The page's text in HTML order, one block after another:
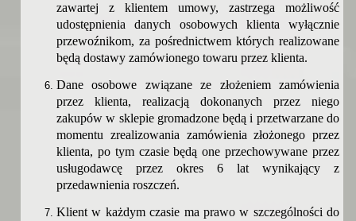
zawartej z klientem umowy, zastrzega możliwość
udostępnienia danych osobowych klienta wyłącznie
przewoźnikom, za pośrednictwem których realizowane
będą dostawy zamówionego towaru przez klienta.
Dane osobowe związane ze złożeniem zamówienia
przez klienta, realizacją dokonanych przez niego
zakupów w sklepie gromadzone będą i przetwarzane do
momentu zrealizowania zamówienia złożonego przez
klienta, po tym czasie będą one przechowywane przez
usługodawcę przez okres 6 lat wynikający z
przedawnienia roszczeń.
Klient w każdym czasie ma prawo w szczególności do